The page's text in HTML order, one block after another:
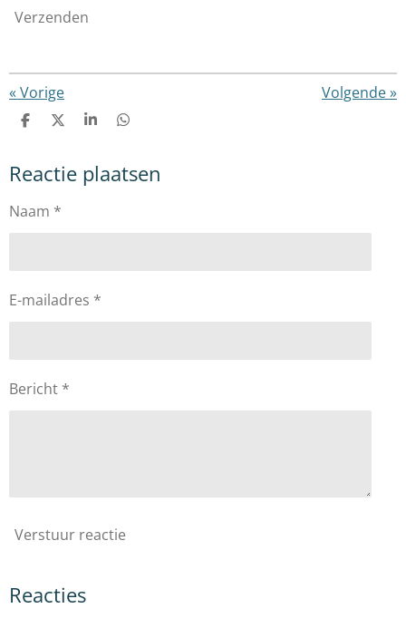
Verzenden
«Vorige Volgende»
D
e
n
D
l
S
r
e
D
e
n
Reactie plaatsen
Naam *
E-mailadres *
Bericht *
Verstuur reactie
Reacties